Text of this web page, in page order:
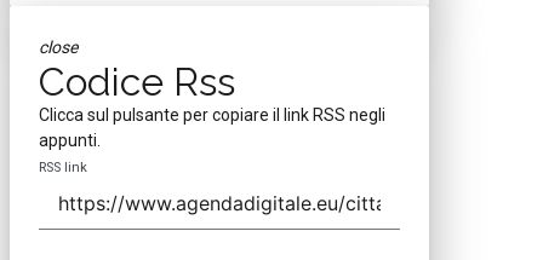
close
Codice Rss
Clicca sul pulsante per copiare il link RSS negli
appunti.
RSS link